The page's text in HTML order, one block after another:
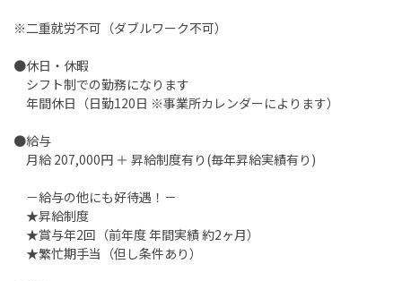
※二重就労不可（ダブルワーク不可）
●休日・休暇
シフト制での勤務になります
年間休日（日勤120日 ※事業所カレンダーによります）
●給与
月給 207,000円 ＋ 昇給制度有り(毎年昇給実績有り)
－給与の他にも好待遇！－
★昇給制度
★賞与年2回（前年度 年間実績 約2ヶ月）
★繁忙期手当（但し条件あり）